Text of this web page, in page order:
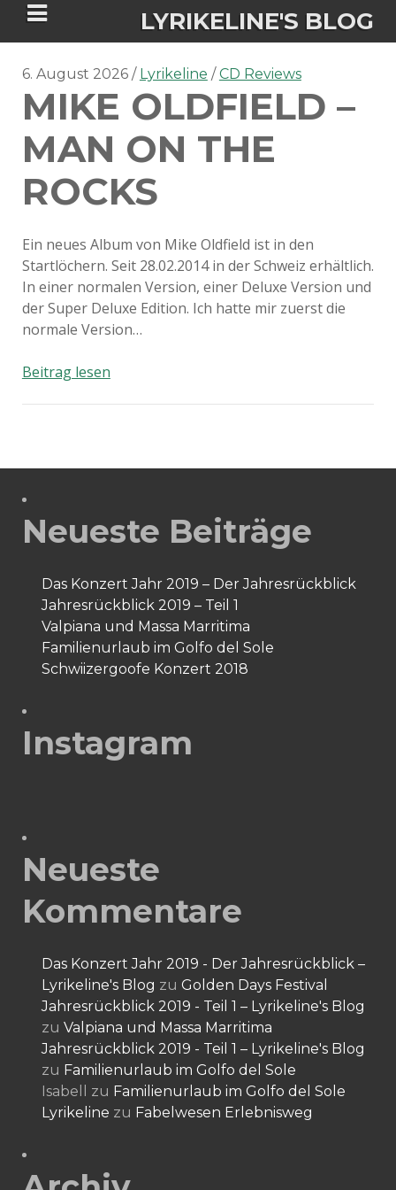
LYRIKELINE'S BLOG
Tania Morgan's Blog über alles, was
sie im Leben bewegt.
ÜBER DIE AUTORIN
IGASHO UND CHIMALIS KAYA
NIEMALS FÜR IMMER (ROMAN)
BÜCHERSHOPS
DATENSCHUTZERKLÄRUNG
6. August 2026 Lyrikeline CD Reviews
MIKE OLDFIELD –
MAN ON THE
ROCKS
Ein neues Album von Mike Oldfield ist in den
Startlöchern. Seit 28.02.2014 in der Schweiz erhältlich.
In einer normalen Version, einer Deluxe Version und
der Super Deluxe Edition. Ich hatte mir zuerst die
normale Version…
Beitrag lesenMike
Neueste Beiträge
Das Konzert Jahr 2019 – Der Jahresrückblick
Jahresrückblick 2019 – Teil 1
Valpiana und Massa Marritima
Familienurlaub im Golfo del Sole
Schwiizergoofe Konzert 2018
Instagram
Neueste
Kommentare
Das Konzert Jahr 2019 - Der Jahresrückblick –
Lyrikeline's Blog zu Golden Days Festival
Jahresrückblick 2019 - Teil 1 – Lyrikeline's Blog
zu Valpiana und Massa Marritima
Jahresrückblick 2019 - Teil 1 – Lyrikeline's Blog
zu Familienurlaub im Golfo del Sole
Isabell
zu Familienurlaub im Golfo del Sole
Lyrikeline zu Fabelwesen Erlebnisweg